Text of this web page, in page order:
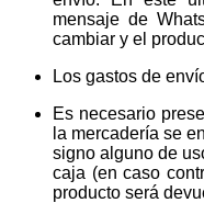
mensaje de
cambiar y el
Los gastos de
Es necesario
la mercadería se
signo alguno de
caja (en caso
producto será